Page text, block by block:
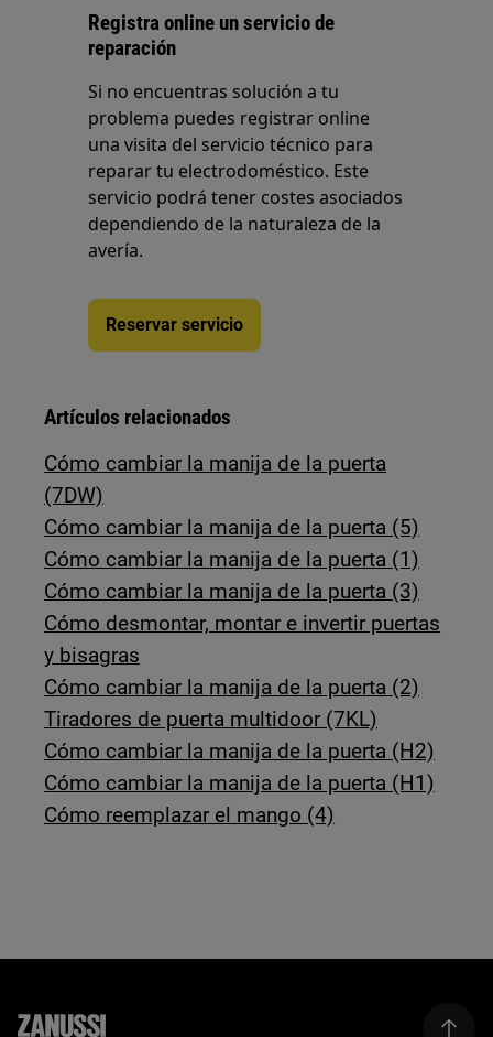
Registra online un servicio de
reparación
Si no encuentras solución a tu
problema puedes registrar online
una visita del servicio técnico para
reparar tu electrodoméstico. Este
servicio podrá tener costes asociados
dependiendo de la naturaleza de la
avería.
Reservar servicio
Artículos relacionados
Cómo cambiar la manija de la puerta
(7DW)
Cómo cambiar la manija de la puerta (5)
Cómo cambiar la manija de la puerta (1)
Cómo cambiar la manija de la puerta (3)
Cómo desmontar, montar e invertir puertas
y bisagras
Cómo cambiar la manija de la puerta (2)
Tiradores de puerta multidoor (7KL)
Cómo cambiar la manija de la puerta (H2)
Cómo cambiar la manija de la puerta (H1)
Cómo reemplazar el mango (4)